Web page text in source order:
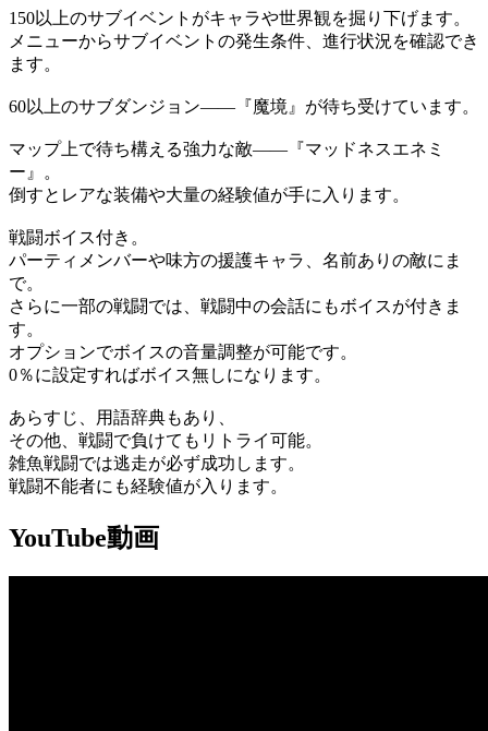
150以上のサブイベントがキャラや世界観を掘り下げます。
メニューからサブイベントの発生条件、進行状況を確認でき
ます。
60以上のサブダンジョン――『魔境』が待ち受けています。
マップ上で待ち構える強力な敵――『マッドネスエネミ
ー』。
倒すとレアな装備や大量の経験値が手に入ります。
戦闘ボイス付き。
パーティメンバーや味方の援護キャラ、名前ありの敵にま
で。
さらに一部の戦闘では、戦闘中の会話にもボイスが付きま
す。
オプションでボイスの音量調整が可能です。
0％に設定すればボイス無しになります。
あらすじ、用語辞典もあり、
その他、戦闘で負けてもリトライ可能。
雑魚戦闘では逃走が必ず成功します。
戦闘不能者にも経験値が入ります。
YouTube動画